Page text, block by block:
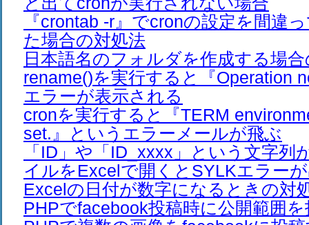
『crontab -r』でcronの設定を間違
た場合の対処法
日本語名のフォルダを作成する場
rename()を実行すると『Operation
エラーが表示される
cronを実行すると『TERM
set.』というエラーメールが飛ぶ
「ID」や「ID_xxxx」という文字列
イルをExcelで開くとSYLKエラー
Excelの日付が数字になるときの対
PHPでfacebook投稿時に公開範囲